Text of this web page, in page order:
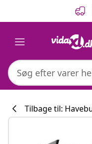
Tilbage til: